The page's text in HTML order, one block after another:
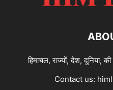
हिमाचल, राज्यों, देश, दुनिया,
Contact us: